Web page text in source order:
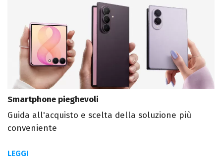
Smartphone pieghevoli
Guida all'acquisto e scelta della soluzione più
conveniente
LEGGI